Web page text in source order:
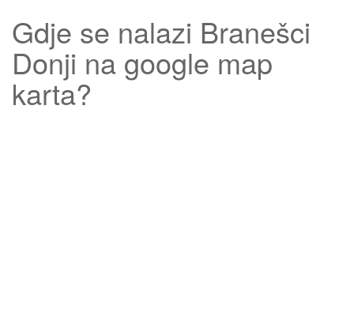
Gdje se nalazi Branešci
Donji na google map
karta?